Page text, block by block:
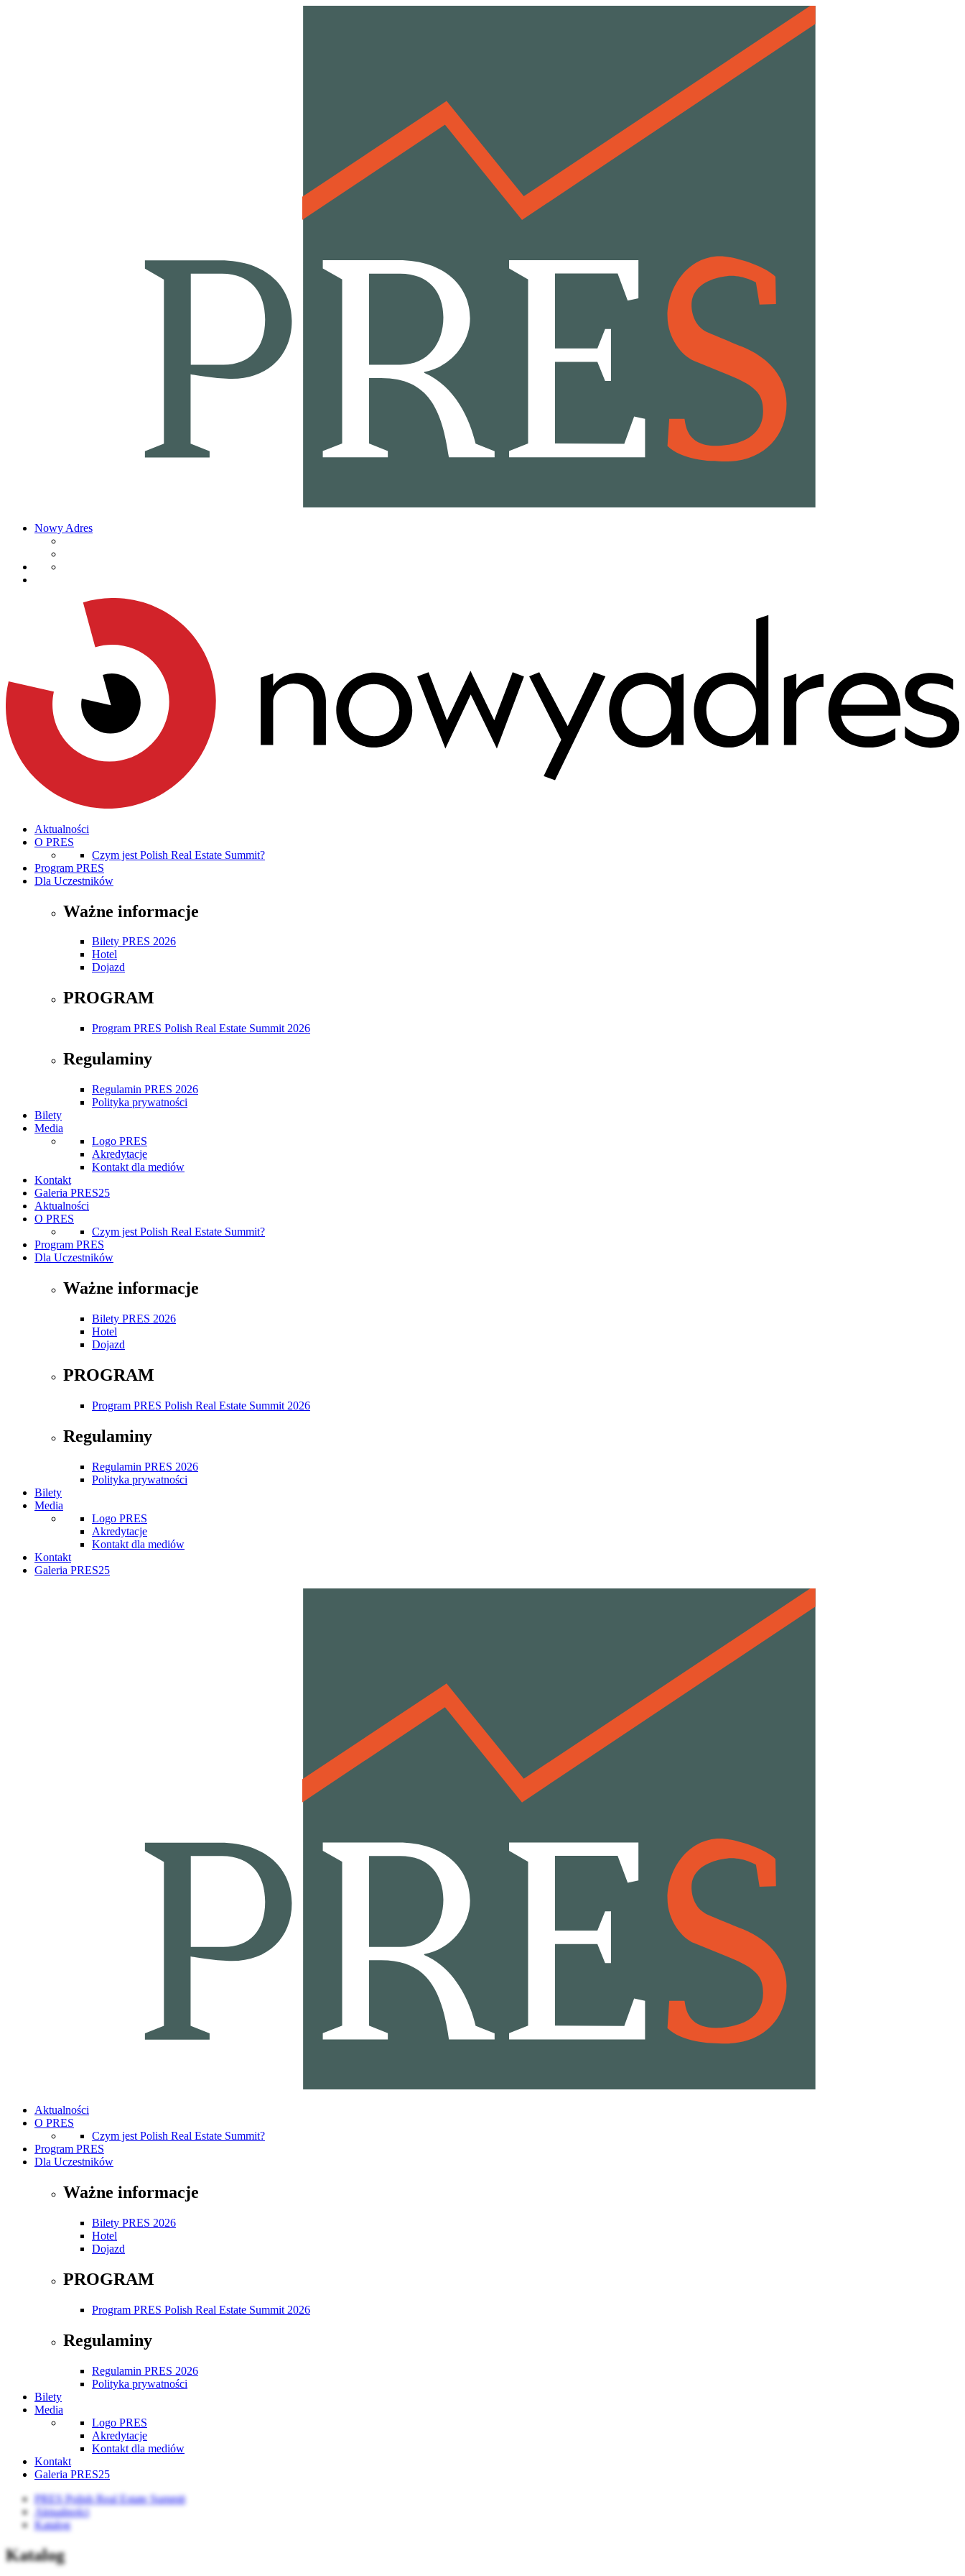
Nowy Adres
Aktualności
O PRES
Czym jest Polish Real Estate Summit?
Program PRES
Dla Uczestników
Ważne informacje
Bilety PRES 2026
Hotel
Dojazd
PROGRAM
Program PRES Polish Real Estate Summit 2026
Regulaminy
Regulamin PRES 2026
Polityka prywatności
Bilety
Media
Logo PRES
Akredytacje
Kontakt dla mediów
Kontakt
Galeria PRES25
Aktualności
O PRES
Czym jest Polish Real Estate Summit?
Program PRES
Dla Uczestników
Ważne informacje
Bilety PRES 2026
Hotel
Dojazd
PROGRAM
Program PRES Polish Real Estate Summit 2026
Regulaminy
Regulamin PRES 2026
Polityka prywatności
Bilety
Media
Logo PRES
Akredytacje
Kontakt dla mediów
Kontakt
Galeria PRES25
Aktualności
O PRES
Czym jest Polish Real Estate Summit?
Program PRES
Dla Uczestników
Ważne informacje
Bilety PRES 2026
Hotel
Dojazd
PROGRAM
Program PRES Polish Real Estate Summit 2026
Regulaminy
Regulamin PRES 2026
Polityka prywatności
Bilety
Media
Logo PRES
Akredytacje
Kontakt dla mediów
Kontakt
Galeria PRES25
PRES Polish Real Estate Summit
Aktualności
Katalog
Katalog